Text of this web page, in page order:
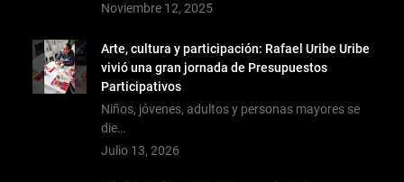
Noviembre 12, 2025
Arte, cultura y participación: Rafael Uribe Uribe
vivió una gran jornada de Presupuestos
Participativos
Niños, jóvenes, adultos y personas mayores se
die…
Julio 13, 2026